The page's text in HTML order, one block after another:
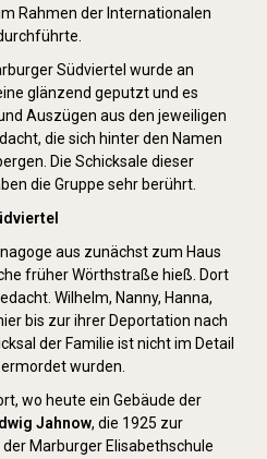
Rahmen der Internationalen
Südviertel wurde an
glänzend geputzt und es
Auszügen aus den jeweiligen
die sich hinter den Namen
Die Schicksale dieser
die Gruppe sehr berührt.
aus zunächst zum Haus
früher Wörthstraße hieß. Dort
Wilhelm, Nanny, Hanna,
bis zur ihrer Deportation nach
der Familie ist nicht im Detail
wurden.
wo heute ein Gebäude der
Jahnow, die 1925 zur
Marburger Elisabethschule